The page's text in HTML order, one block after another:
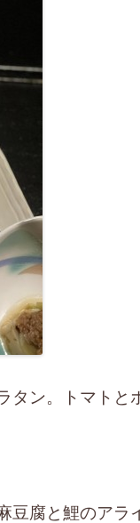
タン。トマトと
豆腐と鯉のアラ